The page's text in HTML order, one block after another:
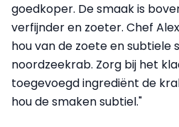
goedkoper. De smaak is
verfijnder en zoeter. Chef
hou van de zoete en subtiele
noordzeekrab. Zorg bij het
toegevoegd ingrediënt de
hou de smaken subtiel."